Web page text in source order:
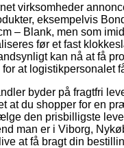
virksomheder
eksempelvis
– Blank, men som
før et fast
kan nå at få
at logistikpersonalet
byder på fragtfri
at du shopper for en
den prisbilligste
man er i Viborg,
at få bragt din